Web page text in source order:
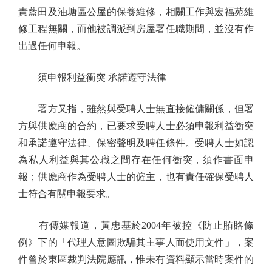
責藍田及油塘區公屋的保養維修，相關工作與宏福苑維
修工程無關，而他被調派到房屋署任職期間，並沒有作
出過任何申報。
須申報利益衝突 承諾遵守法律
署方又指，雖然與受聘人士無直接僱傭關係，但署
方與供應商的合約，已要求受聘人士必須申報利益衝突
和承諾遵守法律、保密聲明及聘任條件。受聘人士如認
為私人利益與其公職之間存在任何衝突，須作書面申
報；供應商作為受聘人士的僱主，也有責任確保受聘人
士符合有關申報要求。
有傳媒報道，黃忠基於2004年被控《防止賄賂條
例》下的「代理人意圖欺騙其主事人而使用文件」，案
件曾於東區裁判法院應訊，惟未有資料顯示當時案件的